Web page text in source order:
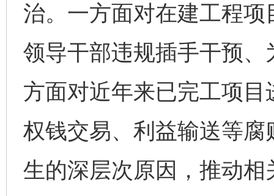
治。一方面对在建工程
领导干部违规插手干预
方面对近年来已完工项目
权钱交易、利益输送等
生的深层次原因，推动
网上购药对药下症？